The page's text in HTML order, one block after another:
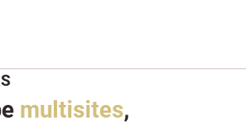
multisites,